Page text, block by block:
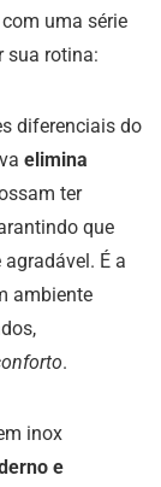
uma série
sua rotina:
diferenciais do
elimina
ter
que
É a
ambiente
.
inox
e